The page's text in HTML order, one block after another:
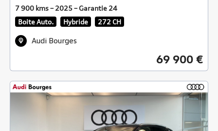
7 900 kms – 2025 – Garantie 24
Boite Auto.
Hybride 272 CH
Audi Bourges
69 900 €